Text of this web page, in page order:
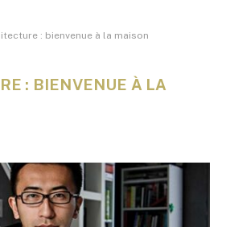
: bienvenue à la maison
: BIENVENUE À LA